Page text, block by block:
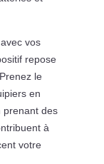
vos
repose
le
en
prenant des
à
votre